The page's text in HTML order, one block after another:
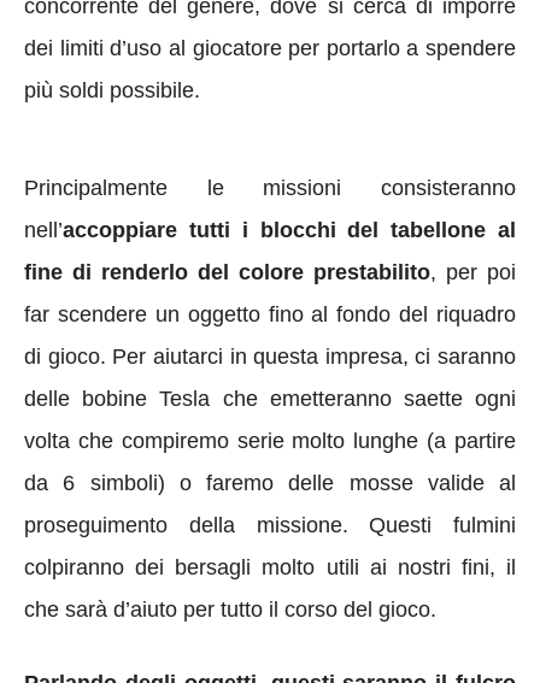
concorrente del genere, dove si cerca di imporre
dei limiti d’uso al giocatore per portarlo a spendere
più soldi possibile.
Principalmente le missioni consisteranno
nell’accoppiare tutti i blocchi del tabellone al
fine di renderlo del colore prestabilito, per poi
far scendere un oggetto fino al fondo del riquadro
di gioco. Per aiutarci in questa impresa, ci saranno
delle bobine Tesla che emetteranno saette ogni
volta che compiremo serie molto lunghe (a partire
da 6 simboli) o faremo delle mosse valide al
proseguimento della missione. Questi fulmini
colpiranno dei bersagli molto utili ai nostri fini, il
che sarà d’aiuto per tutto il corso del gioco.